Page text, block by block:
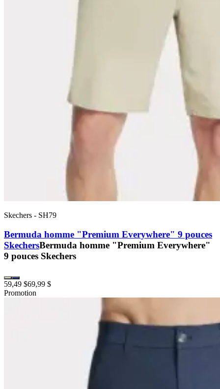
Skechers - SH79
Bermuda homme "Premium Everywhere" 9 pouces
SkechersBermuda homme "Premium Everywhere"
9 pouces Skechers
59,49 $69,99 $
Promotion